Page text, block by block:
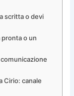
scritta o devi
o un
Cirio: canale